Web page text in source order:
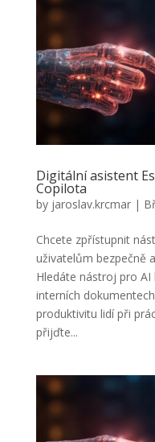
Digitální asistent
Copilota
by jaroslav.krcmar|
Chcete zpřístupnit
uživatelům bezpečně
Hledáte nástroj pro AI
interních
produktivitu lidí při
přijďte...